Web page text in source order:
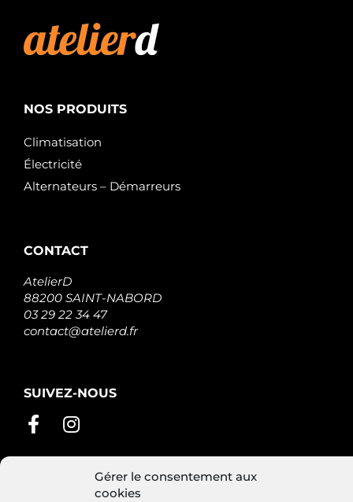
Gérer le consentement aux
cookies
NOS PRODUITS
Climatisation
Électricité
Alternateurs – Démarreurs
CONTACT
AtelierD
88200 SAINT-NABORD
03 29 22 34 47
contact@atelierd.fr
SUIVEZ-NOUS